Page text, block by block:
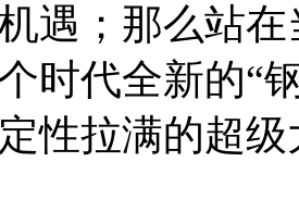
遇；那么站
时代全新的“
定性拉满的超